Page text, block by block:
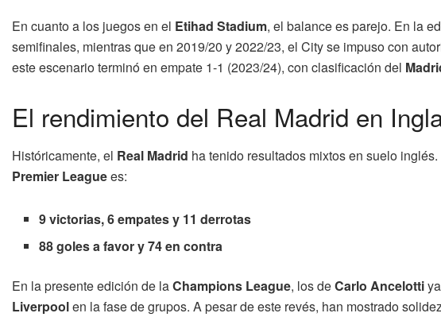
En cuanto a los juegos en el Etihad Stadium, el balance es parejo. En la
semifinales, mientras que en 2019/20 y 2022/23, el City se impuso con
este escenario terminó en empate 1-1 (2023/24), con clasificación del
El rendimiento del Real Madrid en
Históricamente, el Real Madrid ha tenido resultados mixtos en suelo
Premier Leaguees:
9 victorias, 6 empates y 11 derrotas
88 goles a favor y 74 en contra
En la presente edición de laChampions League, los deCarlo Ancelotti
Liverpoolen la fase de grupos. A pesar de este revés, han mostrado